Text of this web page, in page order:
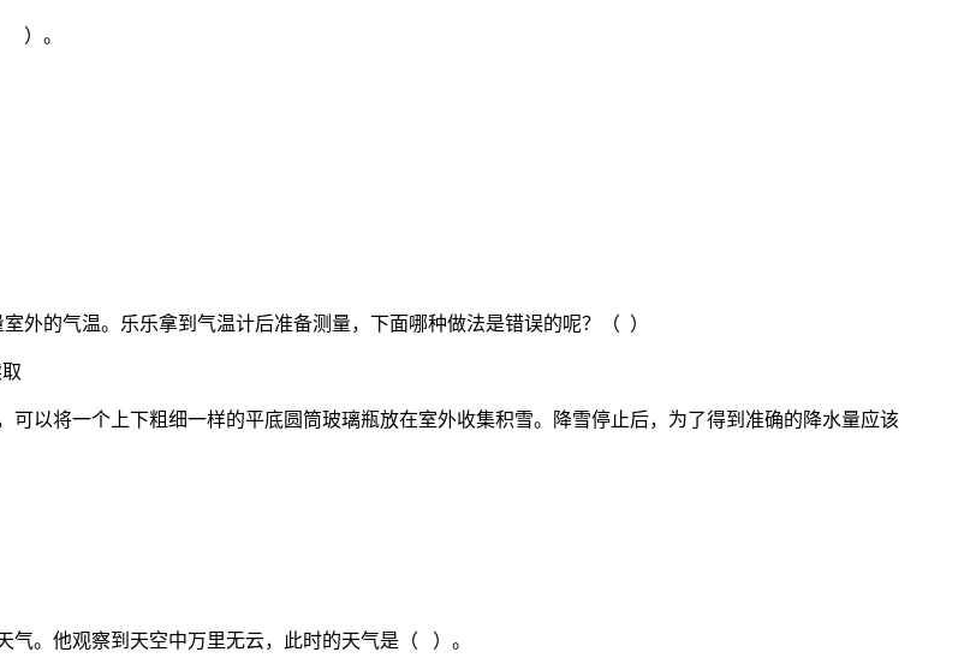
）。
外的气温。乐乐拿到气温计后准备测量，下面哪种做法是错误的呢？（ ）
以将一个上下粗细一样的平底圆筒玻璃瓶放在室外收集积雪。降雪停止后，为了得到准确的降水量应该
气。他观察到天空中万里无云，此时的天气是（ ）。